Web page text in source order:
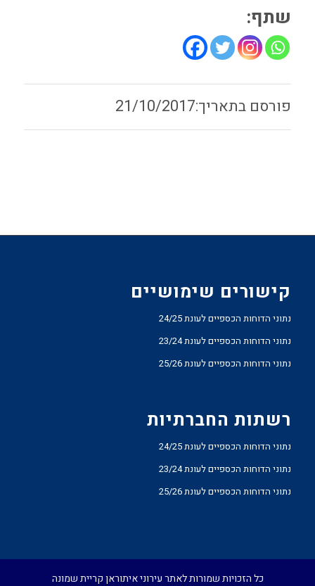
שתף:
21/10/2017
קישורים שימושיים
נתוני הדוחות הכספיים לעונת 24/25
נתוני הדוחות הכספיים לעונת 23/24
נתוני הדוחות הכספיים לעונת 25/26
רשתות החברתיות
נתוני הדוחות הכספיים לעונת 24/25
נתוני הדוחות הכספיים לעונת 23/24
נתוני הדוחות הכספיים לעונת 25/26
כל הזכויות שמורות לאתר עירוני איתוראן קריית שמונה